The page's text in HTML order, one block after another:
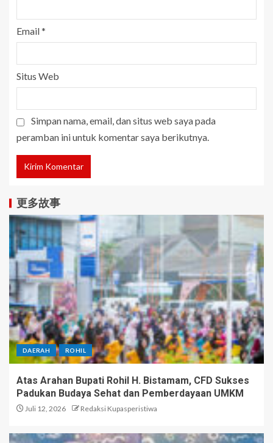
Email*
Situs Web
Simpan nama, email, dan situs web saya pada
peramban ini untuk komentar saya berikutnya.
更多故事
DAERAH ROHIL
Atas Arahan Bupati Rohil H. Bistamam, CFD Sukses
Padukan Budaya Sehat dan Pemberdayaan UMKM
Juli 12, 2026 Redaksi Kupasperistiwa